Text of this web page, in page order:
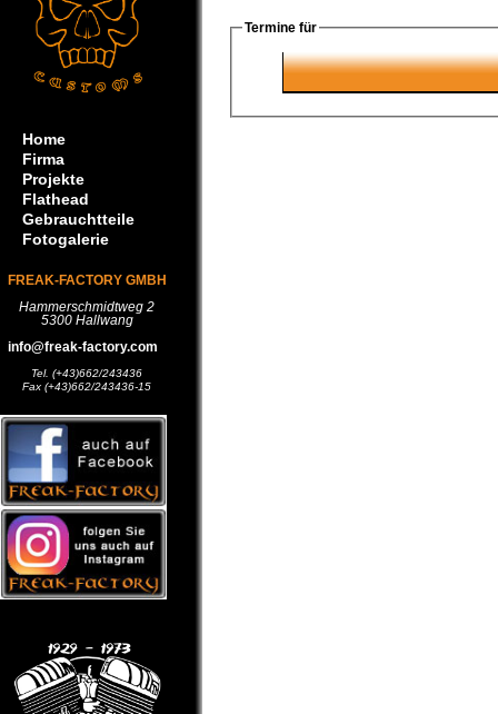
Home
Firma
Projekte
Flathead
Gebrauchtteile
Fotogalerie
FREAK-FACTORY GMBH
Hammerschmidtweg 2
5300 Hallwang
info@freak-factory.com
Tel. (+43)662/243436
Fax (+43)662/243436-15
Termine für